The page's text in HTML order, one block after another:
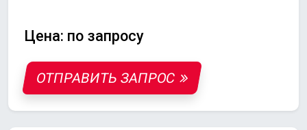
Цена: по запросу
ОТПРАВИТЬ ЗАПРОС